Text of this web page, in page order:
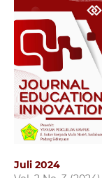
Juli 2024